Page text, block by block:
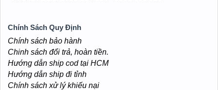
Chính Sách Quy Định
Chính sách bảo hành
Chinh sách đổi trả, hoàn tiền.
Hướng dẫn ship cod tại HCM
Hướng dẫn ship đi tỉnh
Chính sách xử lý khiếu nại